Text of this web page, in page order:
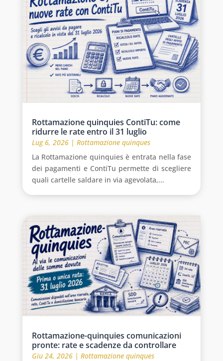
Rottamazione quinquies ContiTu: come
ridurre le rate entro il 31 luglio
Lug 6, 2026| Rottamazione quinques
La Rottamazione quinquies è entrata nella fase
dei pagamenti e ContiTu permette di scegliere
quali cartelle saldare in via agevolata,...
Rottamazione-quinquies comunicazioni
pronte: rate e scadenze da controllare
Giu 24, 2026| Rottamazione quinques